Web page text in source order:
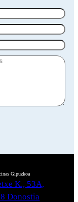
Gipuzkoa
K., 53A,
Donostia